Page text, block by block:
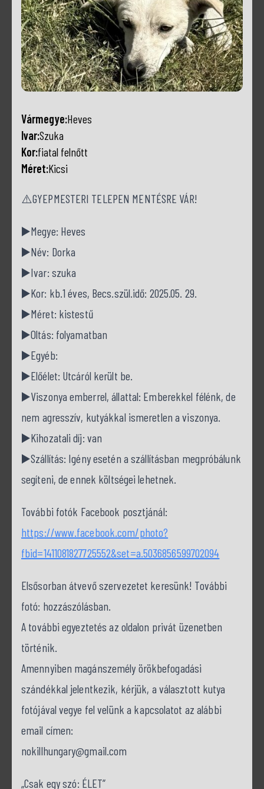
Vármegye:Heves
Ivar:Szuka
Kor:fiatal felnőtt
Méret:Kicsi
⚠️GYEPMESTERI TELEPEN MENTÉSRE VÁR!
▶️Megye: Heves
▶️Név: Dorka
▶️Ivar: szuka
▶️Kor: kb.1 éves, Becs.szül.idő: 2025.05. 29.
▶️Méret: kistestű
▶️Oltás: folyamatban
▶️Egyéb:
▶️Előélet: Utcáról került be.
▶️Viszonya emberrel, állattal: Emberekkel félénk, de
nem agresszív, kutyákkal ismeretlen a viszonya.
▶️Kihozatali díj: van
▶️Szállítás: Igény esetén a szállításban megpróbálunk
segíteni, de ennek költségei lehetnek.
További fotók Facebook posztjánál:
https://www.facebook.com/photo?
fbid=1411081827725552&set=a.5036856599702094
Elsősorban átvevő szervezetet keresünk! További
fotó: hozzászólásban.
A további egyeztetés az oldalon privát üzenetben
történik.
Amennyiben magánszemély örökbefogadási
szándékkal jelentkezik, kérjük, a választott kutya
fotójával vegye fel velünk a kapcsolatot az alábbi
email címen:
nokillhungary@gmail.com
„Csak egy szó: ÉLET”